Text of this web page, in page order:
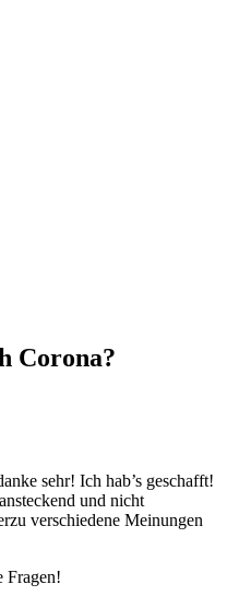
Corona?
sehr! Ich hab’s geschafft!
und nicht
verschiedene Meinungen
Fragen!